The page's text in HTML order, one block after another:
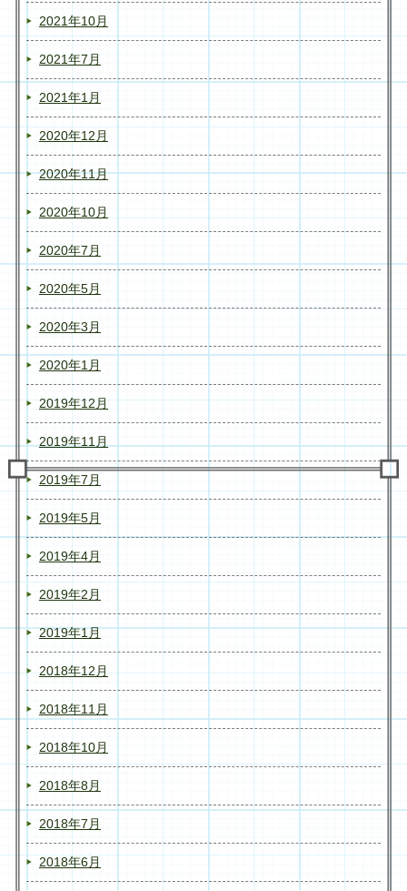
2021年10月
2021年7月
2021年1月
2020年12月
2020年11月
2020年10月
2020年7月
2020年5月
2020年3月
2020年1月
2019年12月
2019年11月
2019年7月
2019年5月
2019年4月
2019年2月
2019年1月
2018年12月
2018年11月
2018年10月
2018年8月
2018年7月
2018年6月